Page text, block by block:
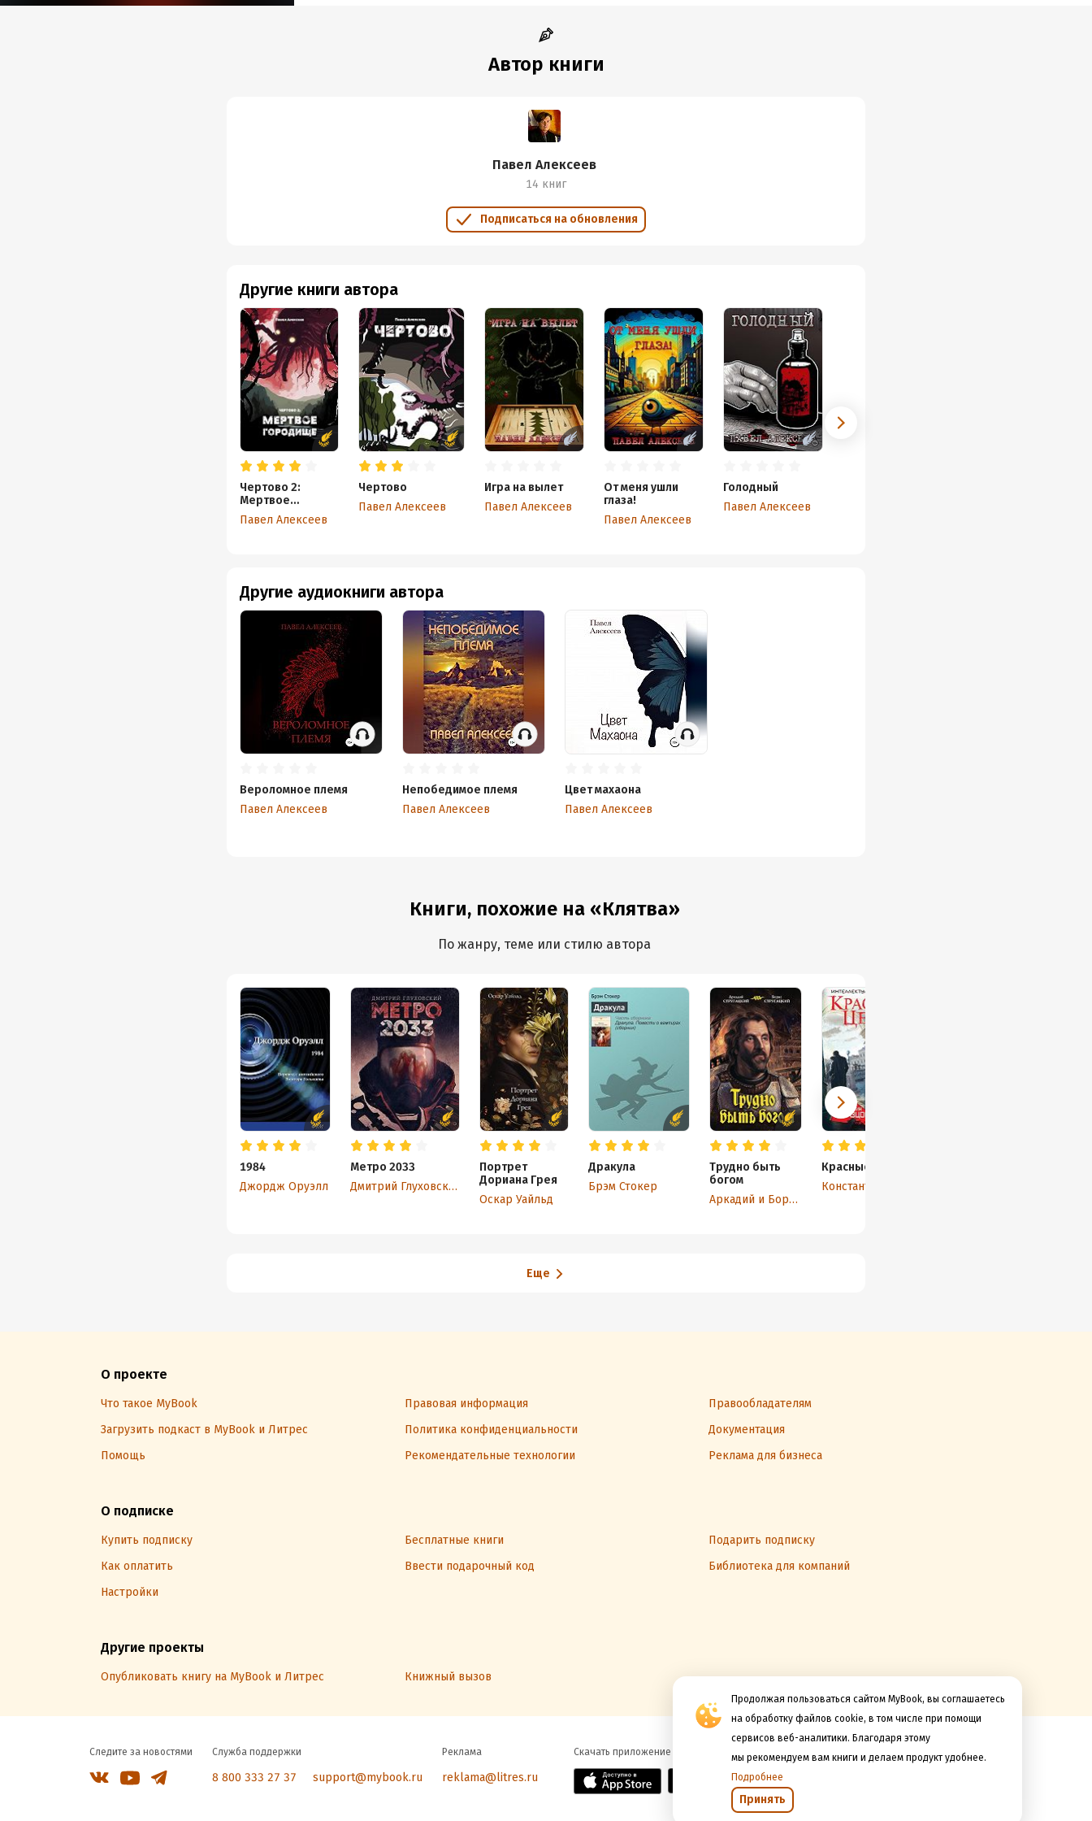
Продолжая пользоваться сайтом MyBook, вы соглашаетесь
на обработку файлов cookie, в том числе при помощи
сервисов веб-аналитики. Благодаря этому
мы рекомендуем вам книги и делаем продукт удобнее.
Подробнее
Принять
Автор книги
Павел Алексеев
14 книг
Подписаться на обновления
Другие книги автора
Чертово 2:
Мертвое
городище
Павел Алексеев
Чертово
Павел Алексеев
Игра на вылет
Павел Алексеев
От меня ушли
глаза!
Павел Алексеев
Голодный
Павел Алексеев
Другие аудиокниги автора
Вероломное племя
Павел Алексеев
Непобедимое племя
Павел Алексеев
Цвет махаона
Павел Алексеев
Книги, похожие на «Клятва»
По жанру, теме или стилю автора
1984
Джордж Оруэлл
Метро 2033
Дмитрий Глуховский
Портрет
Дориана Грея
Оскар Уайльд
Дракула
Брэм Стокер
Трудно быть
богом
Аркадий и Борис Стругацкие
Красные цепи
Еще
О проекте
Что такое MyBook Правовая информация
Правообладателям
Загрузить подкаст в MyBook и Литрес
Политика конфиденциальности
Документация
Помощь
Рекомендательные технологии Реклама для бизнеса
О подписке
Купить подписку Бесплатные книги
Подарить подписку
Как оплатить
Ввести подарочный код
Библиотека для компаний
Настройки
Другие проекты
Опубликовать книгу на MyBook и Литрес Книжный вызов
Следите за новостями Служба поддержки
8 800 333 27 37 support@mybook.ru
Реклама
reklama@litres.ru
Скачать приложение